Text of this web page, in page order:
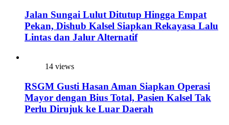
Jalan Sungai Lulut Ditutup Hingga Empat
Pekan, Dishub Kalsel Siapkan Rekayasa Lalu
Lintas dan Jalur Alternatif
14 views
RSGM Gusti Hasan Aman Siapkan Operasi
Mayor dengan Bius Total, Pasien Kalsel Tak
Perlu Dirujuk ke Luar Daerah